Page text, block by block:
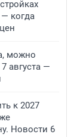
когда
можно
августа —
к 2027
Новости 6